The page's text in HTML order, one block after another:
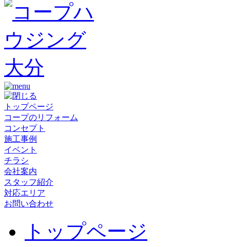
トップページ
コープのリフォーム
コンセプト
施工事例
イベント
チラシ
会社案内
スタッフ紹介
対応エリア
お問い合わせ
トップページ